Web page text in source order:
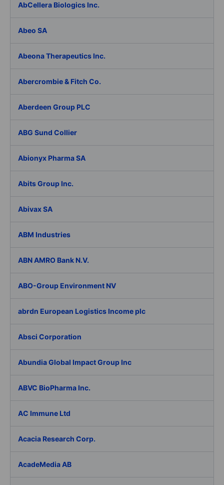
AbCellera Biologics Inc.
Abeo SA
Abeona Therapeutics Inc.
Abercrombie & Fitch Co.
Aberdeen Group PLC
ABG Sund Collier
Abionyx Pharma SA
Abits Group Inc.
Abivax SA
ABM Industries
ABN AMRO Bank N.V.
ABO-Group Environment NV
abrdn European Logistics Income plc
Absci Corporation
Abundia Global Impact Group Inc
ABVC BioPharma Inc.
AC Immune Ltd
Acacia Research Corp.
AcadeMedia AB